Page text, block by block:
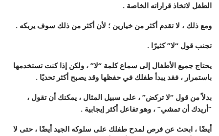
الطفل لاتخاذ قراراته الخاصة .
ومع ذلك ، لا تقدم أكثر من خيارين ؛ لأن أكثر من ذلك سوف يربكه .
تجنب قول “لا” كثيرًا .
يحتاج جميع الأطفال إلى سماع كلمة “لا” ، ولكن إذا كنت تستخدمها
باستمرار ، فقد يبدأ طفلك في حفظها وقد يصبح أكثر تحديًا .
بدلاً من قول “لا تركض” ، على سبيل المثال ، يمكنك أن تقول ،
“أريدك أن تمشي” ، وهو تفاعل أكثر إيجابية .
أيضًا ، ابحث عن فرص لمدح طفلك على سلوكه الجيد أيضًا ، حتى لا